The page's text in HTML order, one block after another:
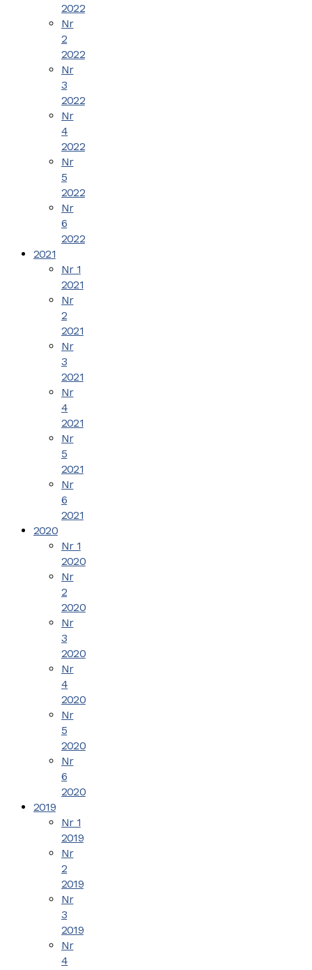
2022
Nr
2
2022
Nr
3
2022
Nr
4
2022
Nr
5
2022
Nr
6
2022
2021
Nr 1
2021
Nr
2
2021
Nr
3
2021
Nr
4
2021
Nr
5
2021
Nr
6
2021
2020
Nr 1
2020
Nr
2
2020
Nr
3
2020
Nr
4
2020
Nr
5
2020
Nr
6
2020
2019
Nr 1
2019
Nr
2
2019
Nr
3
2019
Nr
4